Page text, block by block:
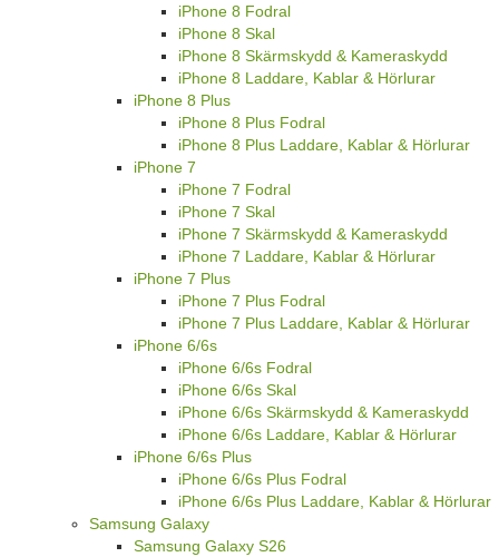
iPhone 8 Fodral
iPhone 8 Skal
iPhone 8 Skärmskydd & Kameraskydd
iPhone 8 Laddare, Kablar & Hörlurar
iPhone 8 Plus
iPhone 8 Plus Fodral
iPhone 8 Plus Laddare, Kablar & Hörlurar
iPhone 7
iPhone 7 Fodral
iPhone 7 Skal
iPhone 7 Skärmskydd & Kameraskydd
iPhone 7 Laddare, Kablar & Hörlurar
iPhone 7 Plus
iPhone 7 Plus Fodral
iPhone 7 Plus Laddare, Kablar & Hörlurar
iPhone 6/6s
iPhone 6/6s Fodral
iPhone 6/6s Skal
iPhone 6/6s Skärmskydd & Kameraskydd
iPhone 6/6s Laddare, Kablar & Hörlurar
iPhone 6/6s Plus
iPhone 6/6s Plus Fodral
iPhone 6/6s Plus Laddare, Kablar & Hörlurar
Samsung Galaxy
Samsung Galaxy S26